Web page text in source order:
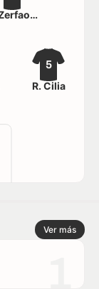
5
R. Cilia
Y. Zerfaoui
Ver más